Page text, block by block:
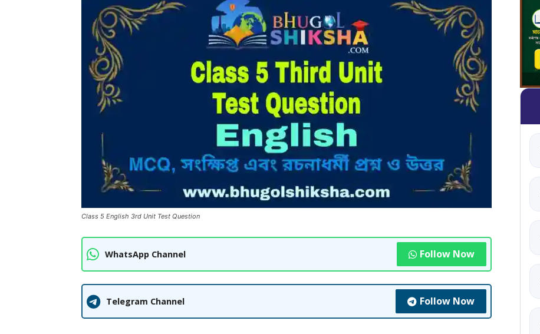
Class 5 English 3rd Unit Test Question
WhatsApp Channel Follow Now
Telegram Channel Follow Now